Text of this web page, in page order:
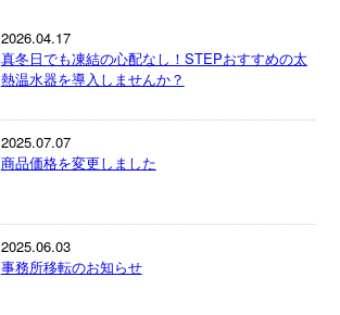
2026.04.17
真冬日でも凍結の心配なし！STEPおすすめの太
熱温水器を導入しませんか？
2025.07.07
商品価格を変更しました
2025.06.03
事務所移転のお知らせ